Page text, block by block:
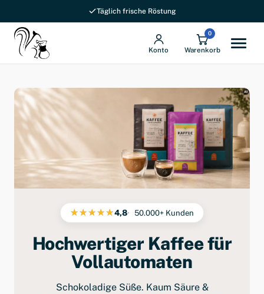
Täglich frische Röstung
Konto
0
Warenkorb
4,8 50.000+ Kunden
Hochwertiger Kaffee für
Vollautomaten
Schokoladige Süße. Kaum Säure &